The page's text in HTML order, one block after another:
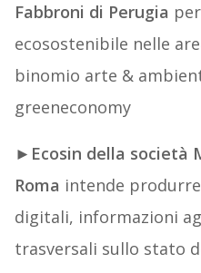
Fabbroni di Perugia
ecosostenibile nelle
binomio arte &
greeneconomy
► Ecosin della società
Roma intende
digitali, informazioni
trasversali sullo stato